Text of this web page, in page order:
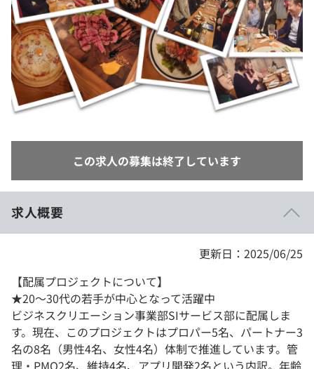
就活成功ガイド
プラン
個人向けプラン
法人向けプラン
学校向けプラン
この求人の募集は終了しています
求人概要
更新日：2025/06/25
【配属プロジェクトについて】
★20～30代の若手が中心となって活躍中
ビジネスクリエーション事業部SIサービス部に配属しま
す。現在、このプロジェクトはプロパー5名、パートナー3
名の8名（男性4名、女性4名）体制で推進しています。管